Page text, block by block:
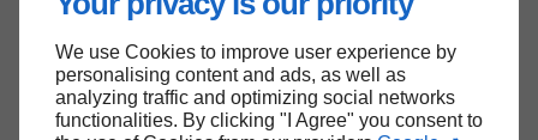
We use Cookies to improve user experience by
personalising content and ads, as well as
analyzing traffic and optimizing social networks
functionalities. By clicking "I Agree" you consent to
Haut de page